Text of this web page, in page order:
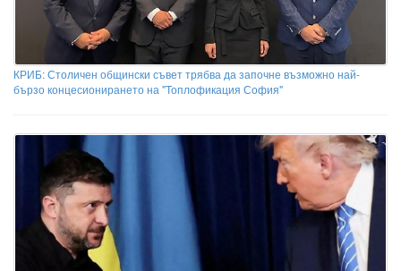
КРИБ: Столичен общински съвет трябва да започне възможно най-
бързо концесионирането на "Топлофикация София"